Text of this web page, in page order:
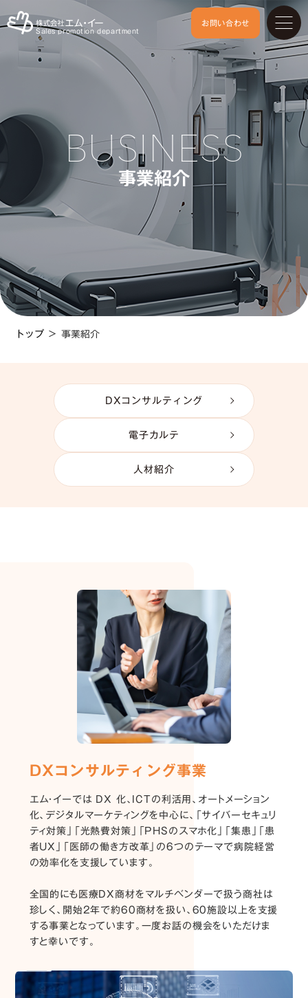
Sales promotion department
お問い合わせ
BUSINESS
事業紹介
トップ ＞ 事業紹介
DXコンサルティング
電子カルテ
人材紹介
DXコンサルティング事業
エム・イーでは DX 化、ICTの利活用、オートメーション
化、デジタルマーケティングを中心に、「サイバーセキュリ
ティ対策」「光熱費対策」「PHSのスマホ化」「集患」「患
者UX」「医師の働き方改革」の6つのテーマで病院経営
の効率化を支援しています。
全国的にも医療DX商材をマルチベンダーで扱う商社は
珍しく、開始2年で約60商材を扱い、60施設以上を支援
する事業となっています。一度お話の機会をいただけま
すと幸いです。